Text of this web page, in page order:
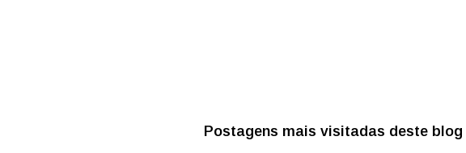
Postagens mais visitadas deste blog